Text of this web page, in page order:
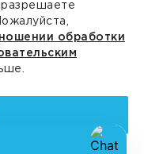
Сделано в
разрешаете
обработки